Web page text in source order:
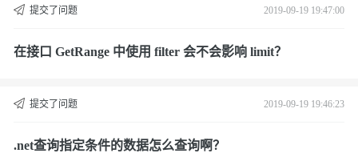
提交了问题 2019-09-19 19:47:00
在接口 GetRange 中使用 filter 会不会影响 limit？
提交了问题 2019-09-19 19:46:23
.net查询指定条件的数据怎么查询啊？